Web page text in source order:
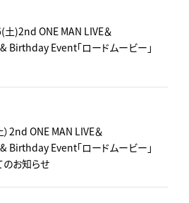
土)2nd ONE MAN LIVE＆
Event「ロードムービー」
）2nd ONE MAN LIVE＆
Event「ロードムービー」
お知らせ